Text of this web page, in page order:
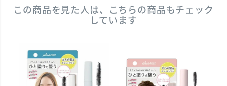
この商品を見た人は、こちらの商品もチェック
しています